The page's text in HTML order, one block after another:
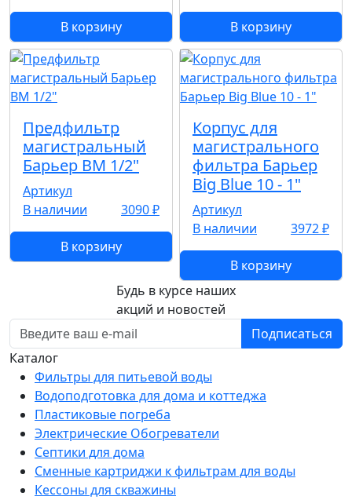
В корзину В корзину
Предфильтр
магистральный
Барьер ВМ 1/2"
Артикул
В наличии
3090 ₽
В корзину
Корпус для
магистрального
фильтра Барьер
Big Blue 10 - 1"
Артикул
В наличии
3972 ₽
В корзину
Будь в курсе наших
акций и новостей
Подписаться
Каталог
Фильтры для питьевой воды
Водоподготовка для дома и коттеджа
Пластиковые погреба
Электрические Обогреватели
Септики для дома
Сменные картриджи к фильтрам для воды
Кессоны для скважины